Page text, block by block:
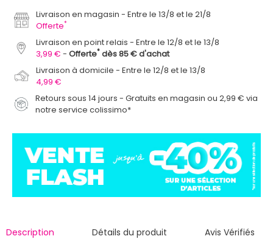
Livraison en magasin
Entre le 13/8 et le 21/8
Offerte*
Livraison en point relais
Entre le 12/8 et le 13/8
3,99 €
Offerte* dès 85 € d'achat
Livraison à domicile
Entre le 12/8 et le 13/8
4,99 €
Retours sous 14 jours - Gratuits en magasin ou 2,99 € via
notre service colissimo*
Description Détails du produit Avis Vérifiés